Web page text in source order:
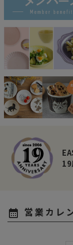
19
calendar_month 営業カレ